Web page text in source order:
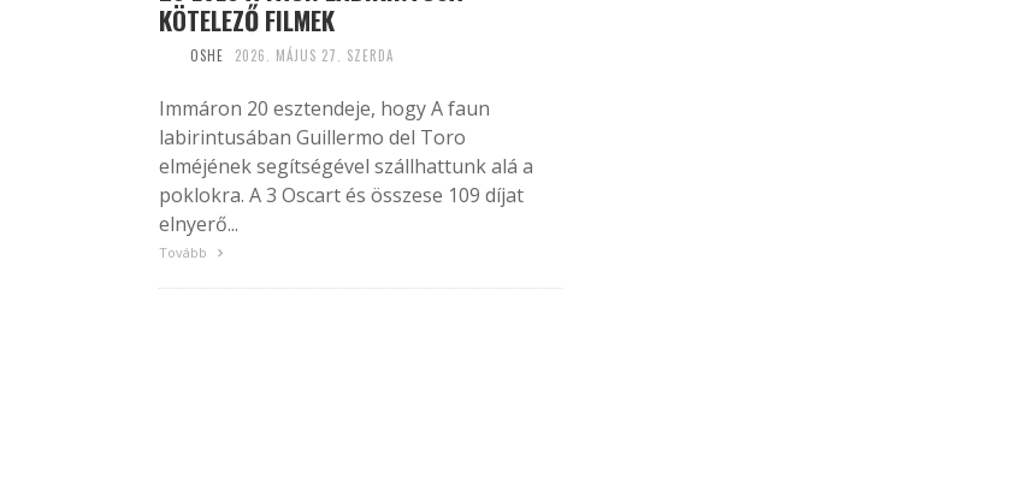
KÖTELEZŐ FILMEK
OSHE 2026. MÁJUS 27. SZERDA
Immáron 20 esztendeje, hogy A faun
labirintusában Guillermo del Toro
elméjének segítségével szállhattunk alá a
poklokra. A 3 Oscart és összese 109 díjat
elnyerő...
Tovább